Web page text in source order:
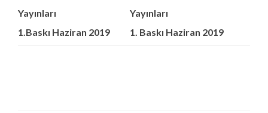
Yayınları
1.Baskı Haziran 2019
Yayınları
1. Baskı Haziran 2019